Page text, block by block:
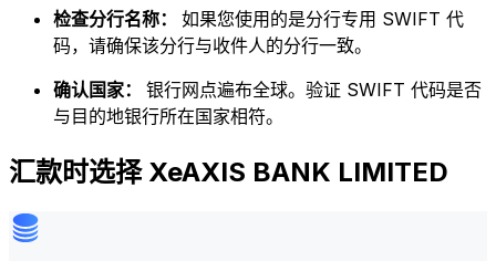
检查分行名称： 如果您使用的是分行专用 SWIFT 代
码，请确保该分行与收件人的分行一致。
确认国家： 银行网点遍布全球。验证 SWIFT 代码是否
与目的地银行所在国家相符。
汇款时选择 XeAXIS BANK LIMITED